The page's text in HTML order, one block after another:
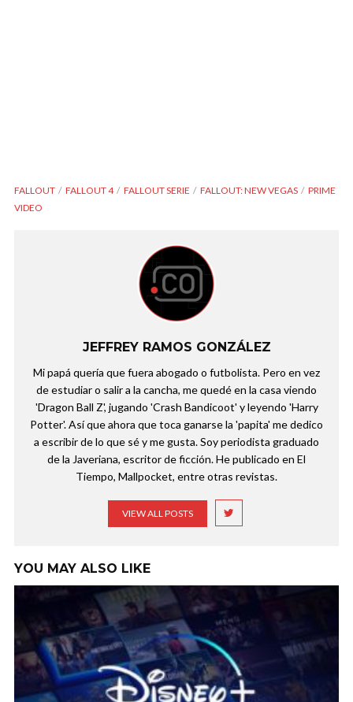
FALLOUT FALLOUT 4 FALLOUT SERIE FALLOUT: NEW VEGAS
PRIME
VIDEO
JEFFREY RAMOS GONZÁLEZ
Mi papá quería que fuera abogado o futbolista. Pero en vez
de estudiar o salir a la cancha, me quedé en la casa viendo
'Dragon Ball Z', jugando 'Crash Bandicoot' y leyendo 'Harry
Potter'. Así que ahora que toca ganarse la 'papita' me dedico
a escribir de lo que sé y me gusta. Soy periodista graduado
de la Javeriana, escritor de ficción. He publicado en El
Tiempo, Mallpocket, entre otras revistas.
VIEW ALL POSTS
YOU MAY ALSO LIKE